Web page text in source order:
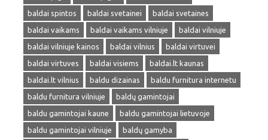
baldai spintos
baldai svetainei
baldai svetaines
baldai vaikams
baldai vaikams vilniuje
baldai vilniuje
baldai vilniuje kainos
baldai vilnius
baldai virtuvei
baldai virtuves
baldai visiems
baldai.lt kaunas
baldai.lt vilnius
baldu dizainas
baldu furnitura internetu
baldu furnitura vilniuje
baldų gamintojai
baldu gamintojai kaune
baldu gamintojai lietuvoje
baldu gamintojai vilniuje
baldų gamyba